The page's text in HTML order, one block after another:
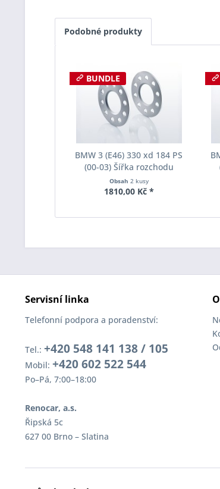
Podobné produkty
BUNDLE
BMW 3 (E46) 330 xd 184 PS
(00-03) Šířka rozchodu
Eibach Pro-Spacer S90-1-05-
017 System1 Tloušťka 5mm
Obsah 2 kusy
1810,00 Kč *
Servisní linka
Telefonní podpora a poradenství:
Tel.: +420 548 141 138 / 105
Mobil: +420 602 522 544
Po–Pá, 7:00–18:00
Renocar, a.s.
Řipská 5c
627 00 Brno – Slatina